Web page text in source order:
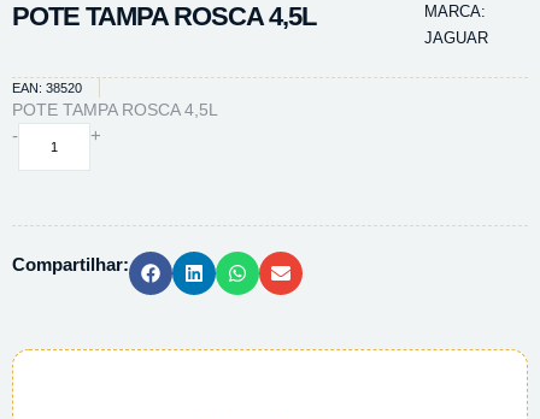
POTE TAMPA ROSCA 4,5L
MARCA:
JAGUAR
EAN: 38520
POTE TAMPA ROSCA 4,5L
-
POTE
+
Compartilhar: